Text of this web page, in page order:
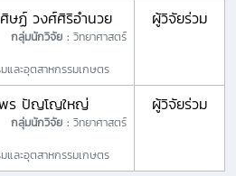
ษฏ์ วงศ์ศิริอำนวย
กลุ่มนักวิจัย : วิทยาศาสตร์
และอุตสาหกรรมเกษตร
ผู้วิจัยร่วม
พร ปัญโญใหญ่
กลุ่มนักวิจัย : วิทยาศาสตร์
และอุตสาหกรรมเกษตร
ผู้วิจัยร่วม